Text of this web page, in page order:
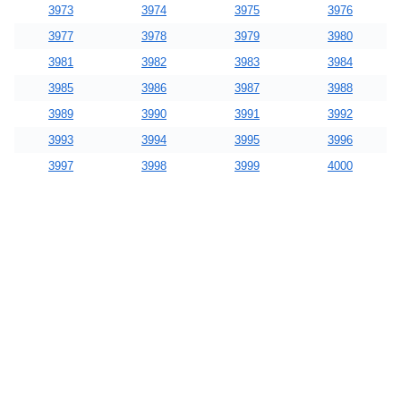
3973
3974 3975
3976
3977
3978 3979
3980
3981
3982 3983
3984
3985
3986 3987
3988
3989
3990 3991
3992
3993
3994 3995
3996
3997
3998 3999 4000